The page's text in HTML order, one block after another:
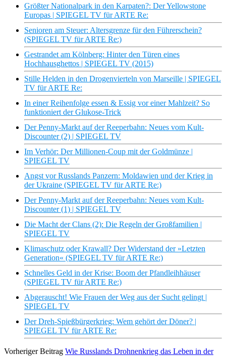
Größter Nationalpark in den Karpaten?: Der Yellowstone
Europas | SPIEGEL TV für ARTE Re:
Senioren am Steuer: Altersgrenze für den Führerschein?
(SPIEGEL TV für ARTE Re:)
Gestrandet am Kölnberg: Hinter den Türen eines
Hochhausghettos | SPIEGEL TV (2015)
Stille Helden in den Drogenvierteln von Marseille | SPIEGEL
TV für ARTE Re:
In einer Reihenfolge essen & Essig vor einer Mahlzeit? So
funktioniert der Glukose-Trick
Der Penny-Markt auf der Reeperbahn: Neues vom Kult-
Discounter (2) | SPIEGEL TV
Im Verhör: Der Millionen-Coup mit der Goldmünze |
SPIEGEL TV
Angst vor Russlands Panzern: Moldawien und der Krieg in
der Ukraine (SPIEGEL TV für ARTE Re:)
Der Penny-Markt auf der Reeperbahn: Neues vom Kult-
Discounter (1) | SPIEGEL TV
Die Macht der Clans (2): Die Regeln der Großfamilien |
SPIEGEL TV
Klimaschutz oder Krawall? Der Widerstand der »Letzten
Generation« (SPIEGEL TV für ARTE Re:)
Schnelles Geld in der Krise: Boom der Pfandleihhäuser
(SPIEGEL TV für ARTE Re:)
Abgerauscht! Wie Frauen der Weg aus der Sucht gelingt |
SPIEGEL TV
Der Dreh-Spießbürgerkrieg: Wem gehört der Döner? |
SPIEGEL TV für ARTE Re:
Vorheriger Beitrag Wie Russlands Drohnenkrieg das Leben in der